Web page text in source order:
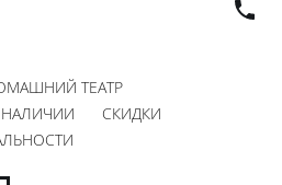
ТЕАТР
СКИДКИ